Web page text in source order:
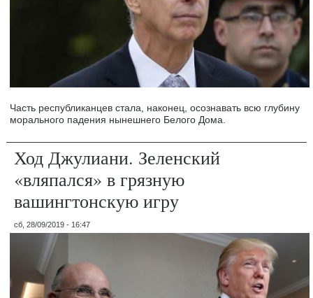
Часть республиканцев стала, наконец, осознавать всю глубину
морального падения нынешнего Белого Дома.
Ход Джулиани. Зеленский
«вляпался» в грязную
вашингтонскую игру
сб, 28/09/2019 - 16:47